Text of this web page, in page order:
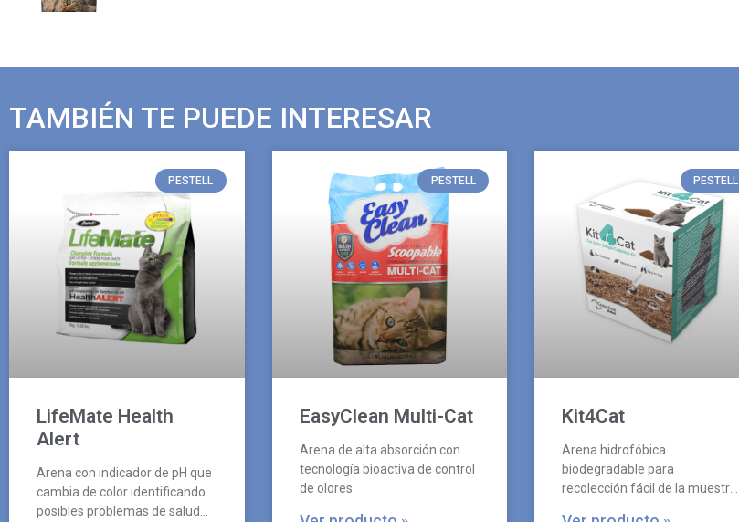
TAMBIÉN TE PUEDE INTERESAR
PESTELL
LifeMate Health
Alert
Arena con indicador de pH que
cambia de color identificando
posibles problemas de salud
PESTELL
EasyClean Multi-Cat
Arena de alta absorción con
tecnología bioactiva de control
de olores.
PESTELL
Kit4Cat
Arena hidrofóbica
biodegradable para
recolección fácil de la muestra